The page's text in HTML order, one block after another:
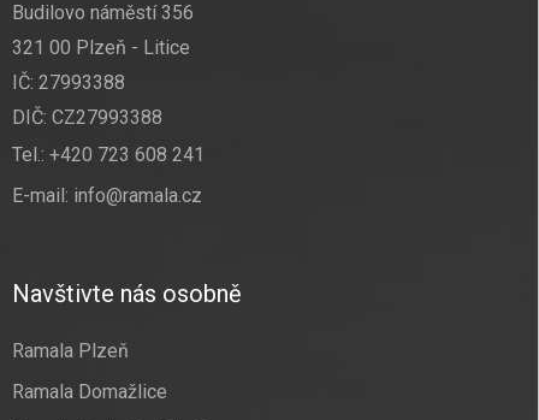
Budilovo náměstí 356
321 00 Plzeň - Litice
IČ: 27993388
DIČ: CZ27993388
Tel.: +420 723 608 241
E-mail: info@ramala.cz
Navštivte nás osobně
Ramala Plzeň
Ramala Domažlice